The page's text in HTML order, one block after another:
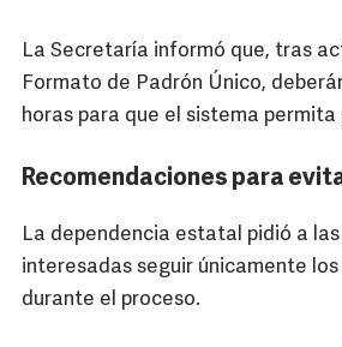
La Secretaría informó que, tras
Formato de Padrón Único,
horas para que el sistema
Recomendaciones para
La dependencia estatal pidió a
interesadas seguir únicamente
durante el proceso.